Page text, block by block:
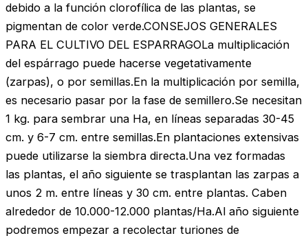
debido a la función clorofílica de las plantas, se
pigmentan de color verde.CONSEJOS GENERALES
PARA EL CULTIVO DEL ESPARRAGOLa multiplicación
del espárrago puede hacerse vegetativamente
(zarpas), o por semillas.En la multiplicación por semilla,
es necesario pasar por la fase de semillero.Se necesitan
1 kg. para sembrar una Ha, en líneas separadas 30-45
cm. y 6-7 cm. entre semillas.En plantaciones extensivas
puede utilizarse la siembra directa.Una vez formadas
las plantas, el año siguiente se trasplantan las zarpas a
unos 2 m. entre líneas y 30 cm. entre plantas. Caben
alrededor de 10.000-12.000 plantas/Ha.Al año siguiente
podremos empezar a recolectar turiones de